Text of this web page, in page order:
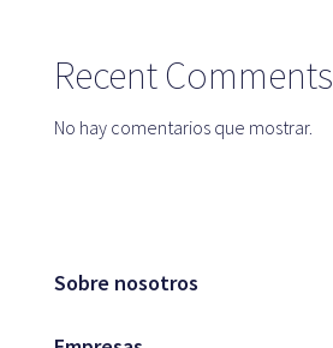
Recent Comments
No hay comentarios que mostrar.
Sobre nosotros